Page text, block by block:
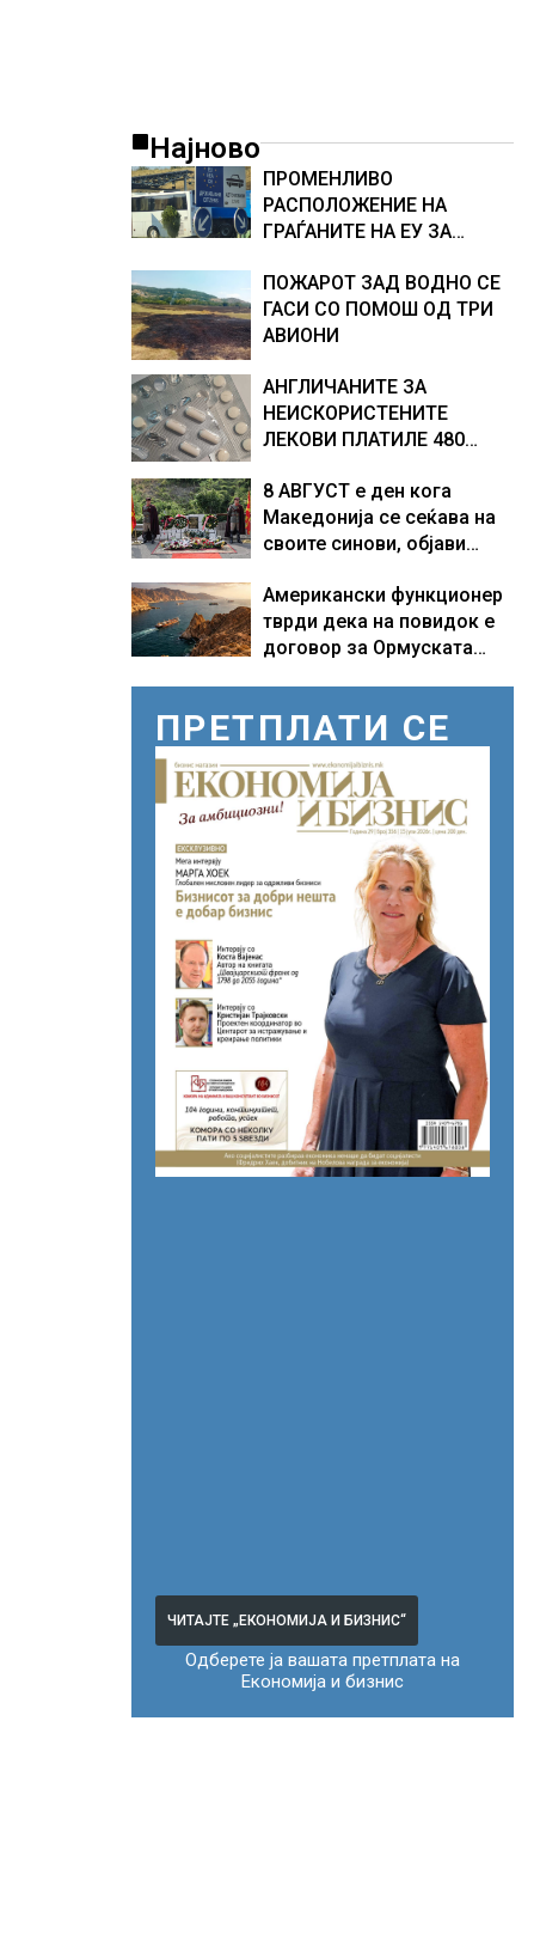
Најново
ПРОМЕНЛИВО
РАСПОЛОЖЕНИЕ НА
ГРАЃАНИТЕ НА ЕУ ЗА
УКРАИНА, изненадува
каква е поддршката од
Полска, Франција и
ПОЖАРОТ ЗАД ВОДНО СЕ
ГАСИ СО ПОМОШ ОД ТРИ
АВИОНИ
АНГЛИЧАНИТЕ ЗА
НЕИСКОРИСТЕНИТЕ
ЛЕКОВИ ПЛАТИЛЕ 480
до пациентите да бараат
само лекови што
навистина им се потребни
8 АВГУСТ е ден кога
Македонија се сеќава на
своите синови, објави
Мицкоски по повод 25
годишнината од
загинувањето на
Американски функционер
тврди дека на повидок е
договор за Ормуската
ПРЕТПЛАТИ СЕ
ЧИТАЈТЕ „ЕКОНОМИЈА И БИЗНИС“
Одберете ја вашата претплата на
Економија и бизнис